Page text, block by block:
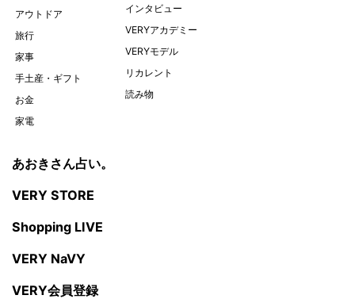
アウトドア
旅行
家事
手土産・ギフト
お金
家電
インタビュー
VERYアカデミー
VERYモデル
リカレント
読み物
あおきさん占い。
VERY STORE
Shopping LIVE
VERY NaVY
VERY会員登録